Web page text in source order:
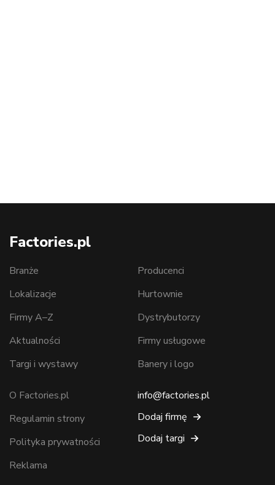
Factories.pl
Branże
Lokalizacje
Firmy A–Z
Aktualności
Targi i wystawy
Producenci
Hurtownie
Dystrybutorzy
Firmy usługowe
Banery i logo
O Factories.pl
Regulamin strony
Polityka prywatności
Reklama
info@factories.pl
Dodaj firmę
Dodaj targi